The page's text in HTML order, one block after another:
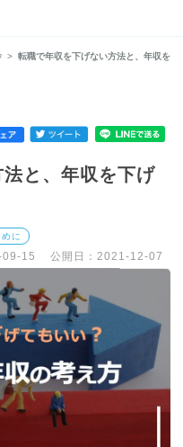
転職で年収を下げない方法と、年収を
と、年収を下げ
に
09-15 公開日：2021-12-07